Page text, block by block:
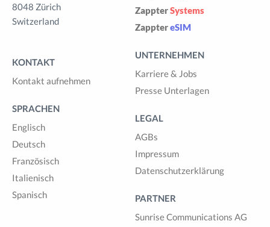
8048 Zürich
Switzerland
KONTAKT
Kontakt aufnehmen
SPRACHEN
Englisch
Deutsch
Französisch
Italienisch
Spanisch
ZappterSystems
ZapptereSIM
UNTERNEHMEN
Karriere & Jobs
Presse Unterlagen
LEGAL
AGBs
Impressum
Datenschutzerklärung
PARTNER
Sunrise Communications AG